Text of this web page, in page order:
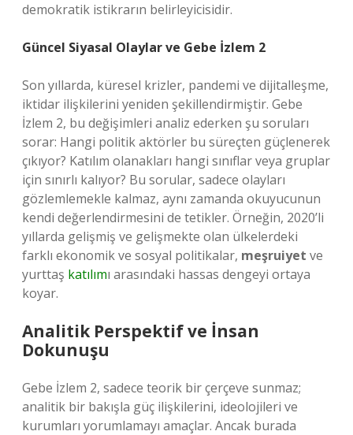
demokratik istikrarın belirleyicisidir.
Güncel Siyasal Olaylar ve Gebe İzlem 2
Son yıllarda, küresel krizler, pandemi ve dijitalleşme,
iktidar ilişkilerini yeniden şekillendirmiştir. Gebe
İzlem 2, bu değişimleri analiz ederken şu soruları
sorar: Hangi politik aktörler bu süreçten güçlenerek
çıkıyor? Katılım olanakları hangi sınıflar veya gruplar
için sınırlı kalıyor? Bu sorular, sadece olayları
gözlemlemekle kalmaz, aynı zamanda okuyucunun
kendi değerlendirmesini de tetikler. Örneğin, 2020’li
yıllarda gelişmiş ve gelişmekte olan ülkelerdeki
farklı ekonomik ve sosyal politikalar, meşruiyet ve
yurttaş katılımı arasındaki hassas dengeyi ortaya
koyar.
Analitik Perspektif ve İnsan
Dokunuşu
Gebe İzlem 2, sadece teorik bir çerçeve sunmaz;
analitik bir bakışla güç ilişkilerini, ideolojileri ve
kurumları yorumlamayı amaçlar. Ancak burada